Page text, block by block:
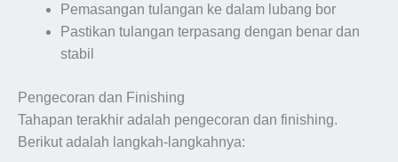
Pemasangan tulangan ke dalam lubang bor
Pastikan tulangan terpasang dengan benar dan
stabil
Pengecoran dan Finishing
Tahapan terakhir adalah pengecoran dan finishing.
Berikut adalah langkah-langkahnya: